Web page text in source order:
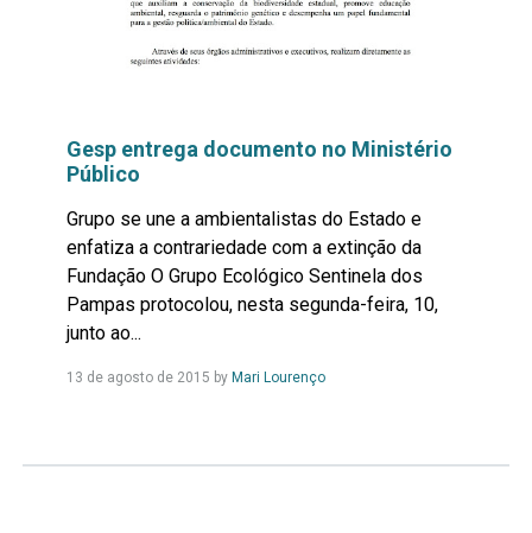
Gesp entrega documento no Ministério
Público
Grupo se une a ambientalistas do Estado e
enfatiza a contrariedade com a extinção da
Fundação O Grupo Ecológico Sentinela dos
Pampas protocolou, nesta segunda-feira, 10,
junto ao...
13 de agosto de 2015 by Mari LourençoLeia